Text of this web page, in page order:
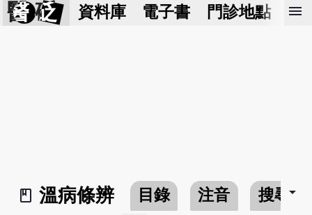
醫 砭 資料庫 電子書 門診地點 預
menu
book_2
溫病條辨 目錄 注音 搜尋arrow_drop_down